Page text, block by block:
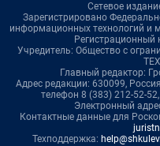
Сетевое
Зарегистрировано
информационных технологий и
Учредитель: Общество с
Главный редактор:
Адрес редакции: 630099,
телефон 8 (383) 212-52-
Электронный
Контактные данные для
Техподдержка: